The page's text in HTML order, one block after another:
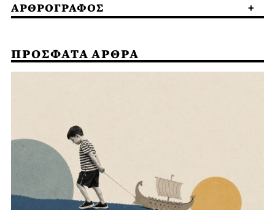
ΑΡΘΡΟΓΡΑΦΟΣ
ΠΡΟΣΦΑΤΑ ΑΡΘΡΑ